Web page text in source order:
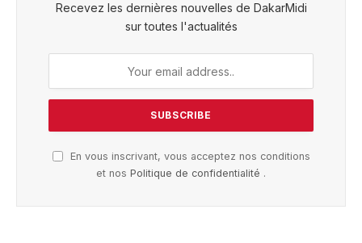
Recevez les dernières nouvelles de DakarMidi
sur toutes l'actualités
En vous inscrivant, vous acceptez nos conditions
et nos Politique de confidentialité .